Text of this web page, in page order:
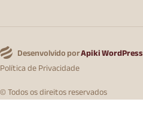
Desenvolvido porApiki WordPress
Política de Privacidade
© Todos os direitos reservados